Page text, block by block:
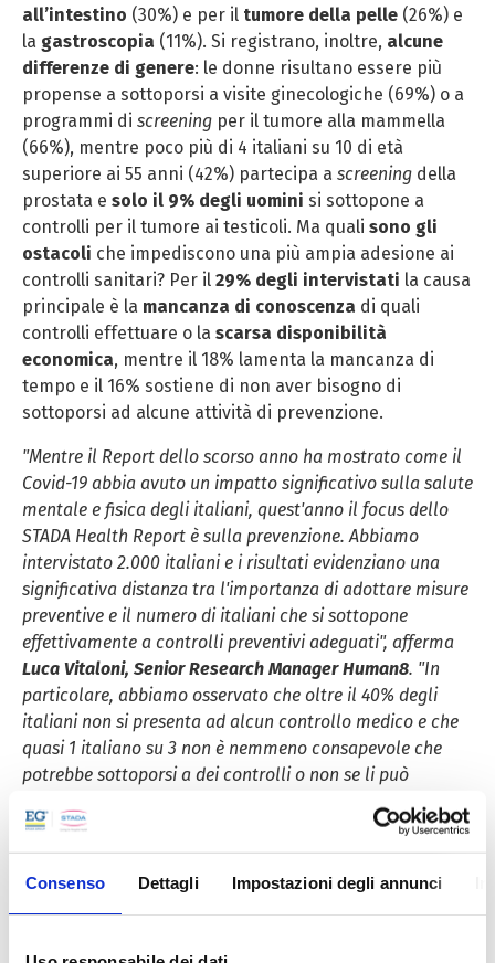
Consenso Dettagli Impostazioni degli annunci
all’intestino (30%) e per il tumore della pelle (26%) e
la gastroscopia (11%). Si registrano, inoltre, alcune
differenze di genere: le donne risultano essere più
propense a sottoporsi a visite ginecologiche (69%) o a
programmi di screening per il tumore alla mammella
(66%), mentre poco più di 4 italiani su 10 di età
superiore ai 55 anni (42%) partecipa a screening della
prostata e solo il 9% degli uomini si sottopone a
controlli per il tumore ai testicoli. Ma quali sono gli
ostacoli che impediscono una più ampia adesione ai
controlli sanitari? Per il 29% degli intervistati la causa
principale è la mancanza di conoscenza di quali
controlli effettuare o la scarsa disponibilità
economica, mentre il 18% lamenta la mancanza di
tempo e il 16% sostiene di non aver bisogno di
sottoporsi ad alcune attività di prevenzione.
"Mentre il Report dello scorso anno ha mostrato come il
Covid-19 abbia avuto un impatto significativo sulla salute
mentale e fisica degli italiani, quest'anno il focus dello
STADA Health Report è sulla prevenzione. Abbiamo
intervistato 2.000 italiani e i risultati evidenziano una
significativa distanza tra l'importanza di adottare misure
preventive e il numero di italiani che si sottopone
effettivamente a controlli preventivi adeguati", afferma
Luca Vitaloni, Senior Research Manager Human8. "In
particolare, abbiamo osservato che oltre il 40% degli
italiani non si presenta ad alcun controllo medico e che
quasi 1 italiano su 3 non è nemmeno consapevole che
potrebbe sottoporsi a dei controlli o non se li può
Gruppo STADA e auspichiamo che i dati di questa ricerca
contribuiscano ulteriormente alla mission dell'azienda di
prendersi cura della salute delle persone."
evidenzia anche
alcuni risultati positivi